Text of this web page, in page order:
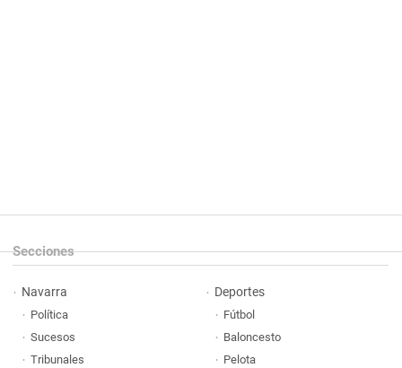
Secciones
Navarra
Política
Sucesos
Tribunales
Deportes
Fútbol
Baloncesto
Pelota